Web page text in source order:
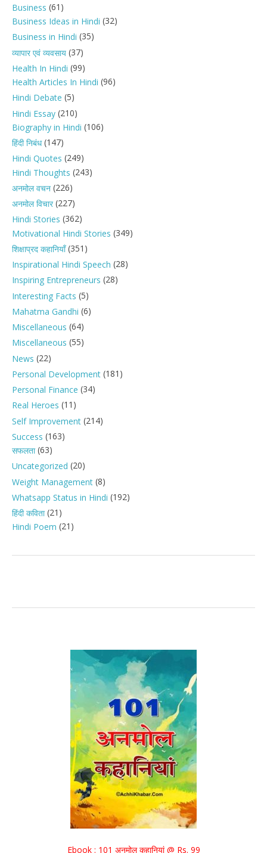
Business (61)
Business Ideas in Hindi (32)
Business in Hindi (35)
व्यापार एवं व्यवसाय (37)
Health In Hindi (99)
Health Articles In Hindi (96)
Hindi Debate (5)
Hindi Essay (210)
Biography in Hindi (106)
हिंदी निबंध(147)
Hindi Quotes (249)
Hindi Thoughts (243)
अनमोल वचन (226)
अनमोल विचार(227)
Hindi Stories (362)
Motivational Hindi Stories (349)
शिक्षाप्रद कहानियाँ(351)
Inspirational Hindi Speech (28)
Inspiring Entrepreneurs (28)
Interesting Facts (5)
Mahatma Gandhi (6)
Miscellaneous (64)
Miscellaneous (55)
News (22)
Personal Development (181)
Personal Finance (34)
Real Heroes (11)
Self Improvement (214)
Success (163)
सफलता(63)
Uncategorized (20)
Weight Management (8)
Whatsapp Status in Hindi (192)
हिंदी कविता(21)
Hindi Poem (21)
Ebook : 101 अनमोल कहानियां @ Rs. 99